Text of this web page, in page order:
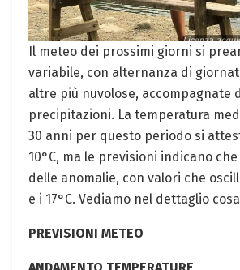
Il meteo dei prossimi giorni si
variabile, con alternanza di
altre più nuvolose, accompagnate
precipitazioni. La temperatura
30 anni per questo periodo si
10°C, ma le previsioni indicano
delle anomalie, con valori che
e i 17°C. Vediamo nel dettaglio
PREVISIONI METEO